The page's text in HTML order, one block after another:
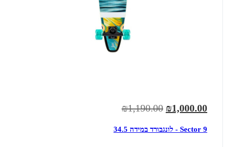
₪1,000.00
₪1,190.00
Sector 9 - לונגבורד במידה 34.5